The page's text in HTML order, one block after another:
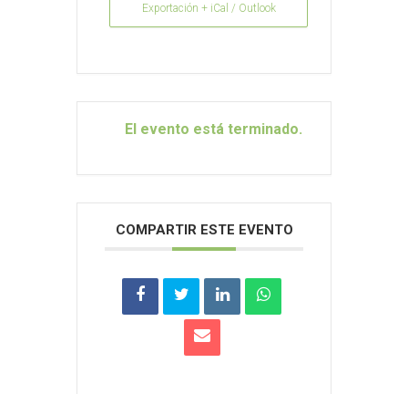
Exportación + iCal / Outlook
El evento está terminado.
COMPARTIR ESTE EVENTO